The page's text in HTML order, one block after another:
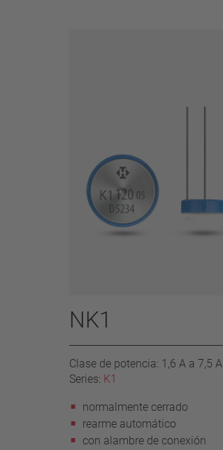
NK1
Clase de potencia: 1,6 A a 7,5 A
Series: K1
normalmente cerrado
rearme automático
con alambre de conexión